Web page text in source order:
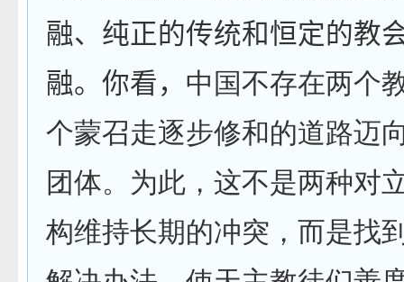
融、纯正的传统和恒定的教
融。你看， 中国不存在两个
个蒙召走逐步修和的道路迈
团体。为此，这不是两种对
构维持长期的冲突，而是找